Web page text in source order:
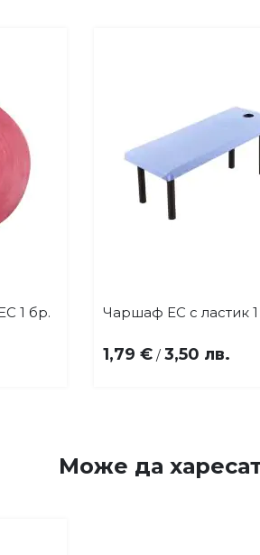
1 бр. Купи
Чаршаф EC с ластик
1,79 € / 3,50 лв.
Може да